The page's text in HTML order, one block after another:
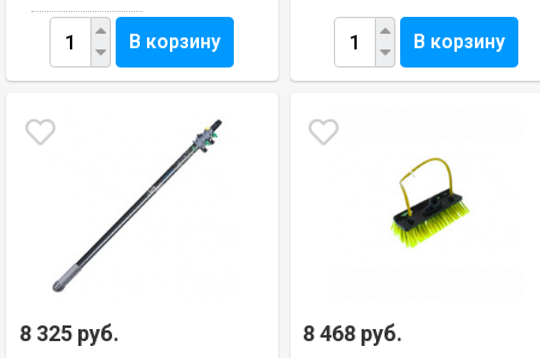
В корзину В корзину
8 325 руб. 8 468 руб.